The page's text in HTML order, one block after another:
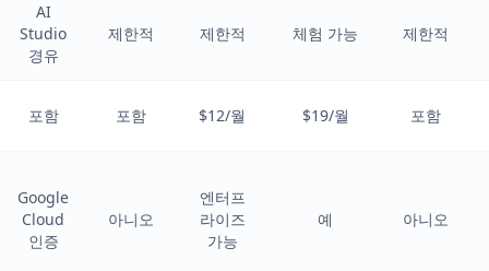
AI
Studio
경유
제한적 제한적 체험 가능 제한적
포함 포함 $12/월 $19/월 포함
Google
Cloud
인증
아니오
엔터프
라이즈
가능
예 아니오